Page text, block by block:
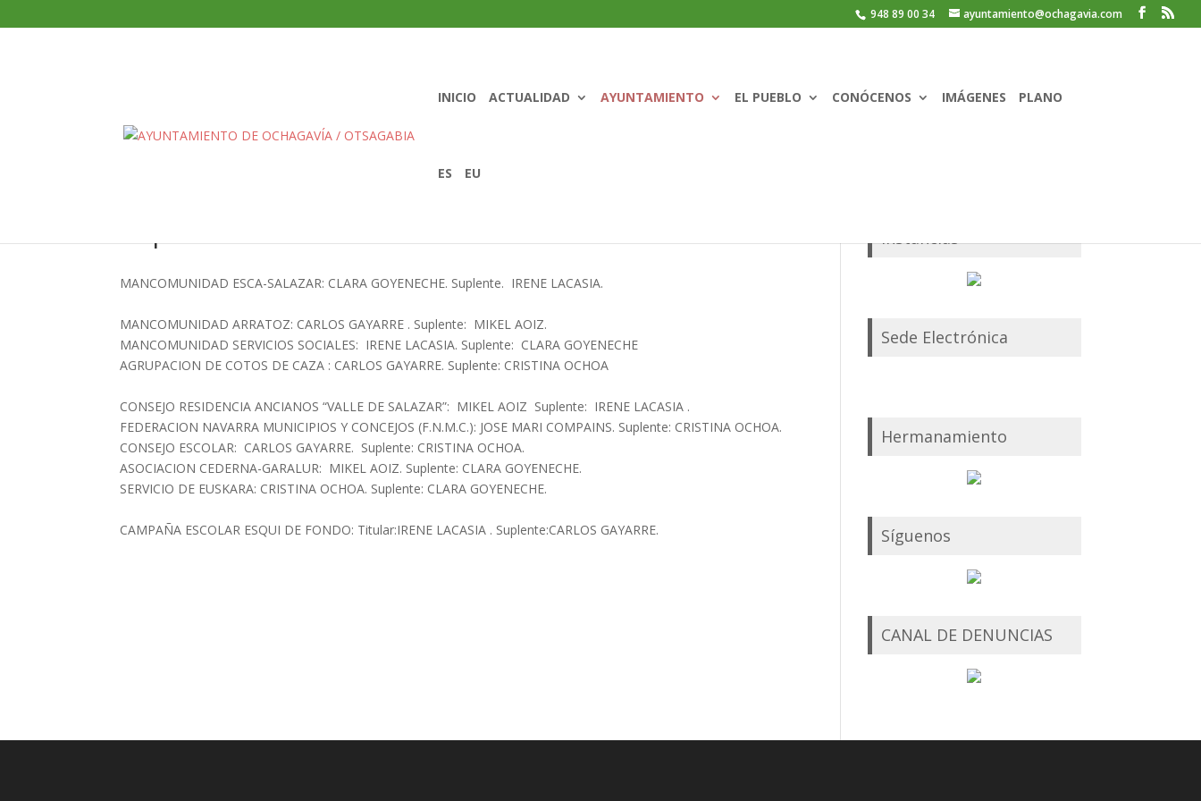
948 89 00 34 ayuntamiento@ochagavia.com
INICIO ACTUALIDAD AYUNTAMIENTO EL PUEBLO CONÓCENOS IMÁGENES PLANO
ES EU
MANCOMUNIDAD ESCA-SALAZAR: CLARA GOYENECHE. Suplente. IRENE LACASIA.
MANCOMUNIDAD ARRATOZ: CARLOS GAYARRE . Suplente: MIKEL AOIZ.
MANCOMUNIDAD SERVICIOS SOCIALES: IRENE LACASIA. Suplente: CLARA GOYENECHE
AGRUPACION DE COTOS DE CAZA : CARLOS GAYARRE. Suplente: CRISTINA OCHOA
CONSEJO RESIDENCIA ANCIANOS “VALLE DE SALAZAR”: MIKEL AOIZ Suplente: IRENE LACASIA .
FEDERACION NAVARRA MUNICIPIOS Y CONCEJOS (F.N.M.C.): JOSE MARI COMPAINS. Suplente: CRISTINA OCHOA.
CONSEJO ESCOLAR: CARLOS GAYARRE. Suplente: CRISTINA OCHOA.
ASOCIACION CEDERNA-GARALUR: MIKEL AOIZ. Suplente: CLARA GOYENECHE.
SERVICIO DE EUSKARA: CRISTINA OCHOA. Suplente: CLARA GOYENECHE.
CAMPAÑA ESCOLAR ESQUI DE FONDO: Titular:IRENE LACASIA . Suplente:CARLOS GAYARRE.
Instancias
Sede Electrónica
Hermanamiento
Síguenos
CANAL DE DENUNCIAS